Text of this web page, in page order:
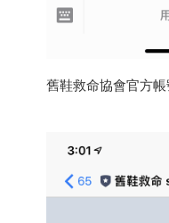
舊鞋救命協會官方